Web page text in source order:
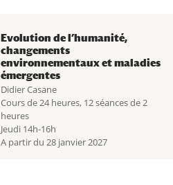
Evolution de l’humanité,
changements
environnementaux et maladies
émergentes
Didier Casane
Cours de 24 heures, 12 séances de 2
heures
Jeudi 14h-16h
A partir du 28 janvier 2027